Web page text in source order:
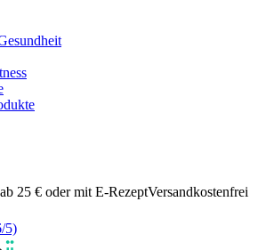
25 € oder mit E-RezeptVersandkostenfrei
5)